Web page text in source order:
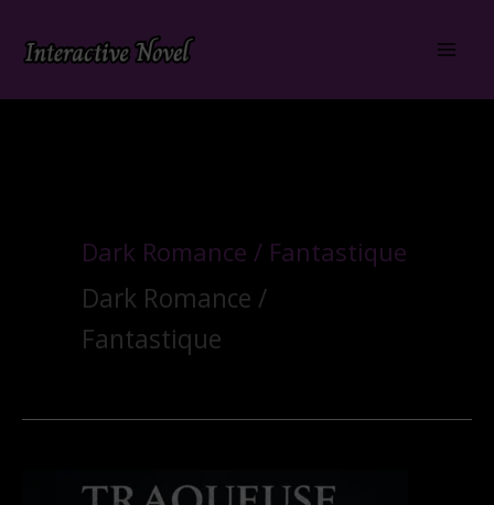
Dark Romance / Fantastique
Dark Romance /
Fantastique